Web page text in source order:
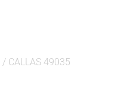
/ CALLAS 49035